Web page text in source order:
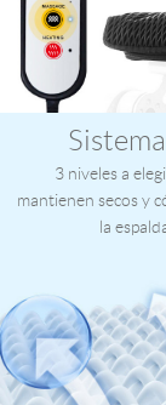
3 niveles a
mantienen secos y
la